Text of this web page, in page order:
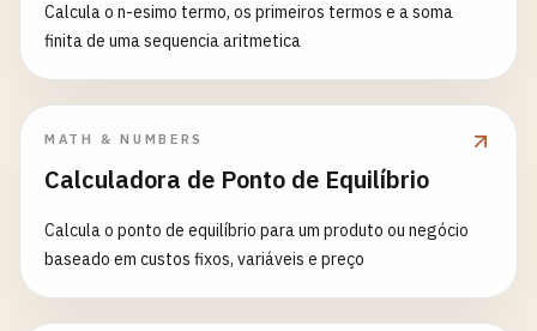
Calcula o n-esimo termo, os primeiros termos e a soma
finita de uma sequencia aritmetica
MATH & NUMBERS
Calculadora de Ponto de Equilíbrio
Calcula o ponto de equilíbrio para um produto ou negócio
baseado em custos fixos, variáveis e preço